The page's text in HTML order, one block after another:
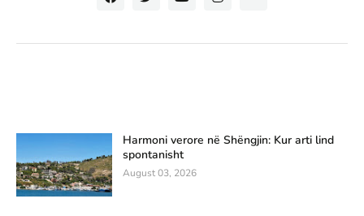
Harmoni verore në Shëngjin: Kur arti lind
spontanisht
August 03, 2026